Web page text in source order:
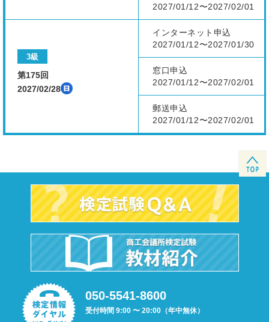
2027/01/12〜2027/02/01
3級
第175回
2027/02/28
インターネット申込
2027/01/12〜2027/01/30
窓口申込
2027/01/12〜2027/02/01
郵送申込
2027/01/12〜2027/02/01
050-5541-8600
受付時間 9:00 〜 20:00（年中無休）